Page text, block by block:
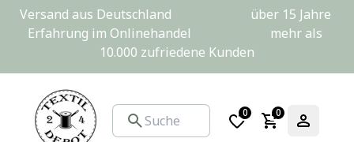
Versand aus Deutschland                         über 15 Jahre
Erfahrung im Onlinehandel                         mehr als
10.000 zufriedene Kunden
0 0